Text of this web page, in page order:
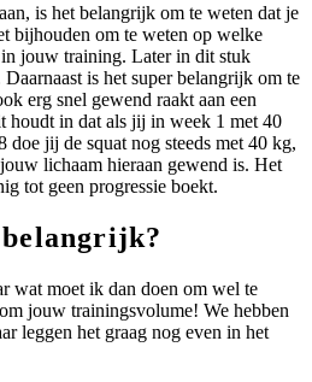
is het belangrijk om te weten dat je
bijhouden om te weten op welke
jouw training. Later in dit stuk
is het super belangrijk om te
erg snel gewend raakt aan een
houdt in dat als jij in week 1 met 40
doe jij de squat nog steeds met 40 kg,
lichaam hieraan gewend is. Het
tot geen progressie boekt.
wat moet ik dan doen om wel te
jouw trainingsvolume! We hebben
leggen het graag nog even in het